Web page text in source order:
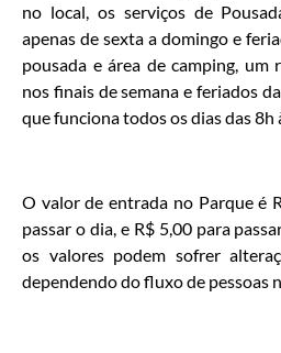
no local, os serviços de
apenas de sexta a domingo e
pousada e área de camping, um
nos finais de semana e feriados
que funciona todos os dias das 8h
O valor de entrada no Parque é
passar o dia, e R$ 5,00 para
os valores podem sofrer
dependendo do fluxo de pessoas